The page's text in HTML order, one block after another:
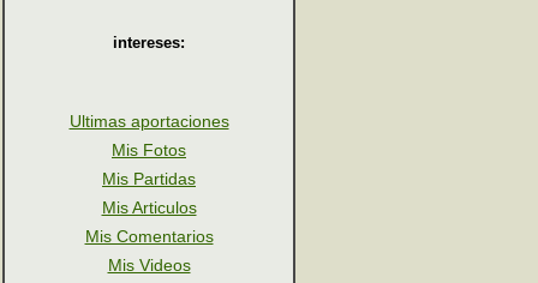
intereses:
Ultimas aportaciones
Mis Fotos
Mis Partidas
Mis Articulos
Mis Comentarios
Mis Videos